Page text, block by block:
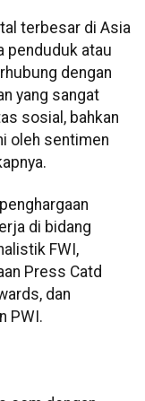
terbesar di Asia
penduduk atau
dengan
yang sangat
sosial, bahkan
oleh sentimen
di bidang
FWI,
Press Catd
dan
PWI.